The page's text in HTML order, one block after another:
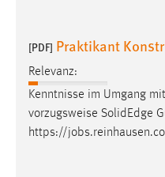
[PDF] Praktikant
Relevanz:
Kenntnisse im Umgang
vorzugsweise SolidEdge
https://jobs